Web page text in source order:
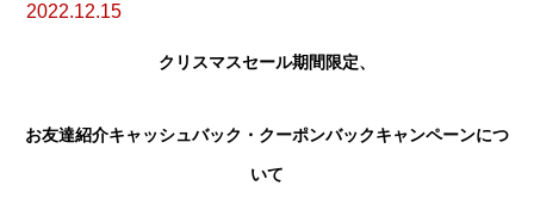
2022.12.15
クリスマスセール期間限定、
お友達紹介キャッシュバック・クーポンバックキャンペーンにつ
いて